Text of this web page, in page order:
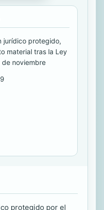
jurídico protegido,
material tras la Ley
noviembre
protegido por el